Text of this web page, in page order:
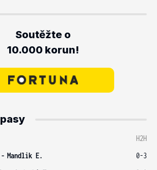
Soutěžte o
10.000 korun!
H2H
- Mandlik E.
0-3